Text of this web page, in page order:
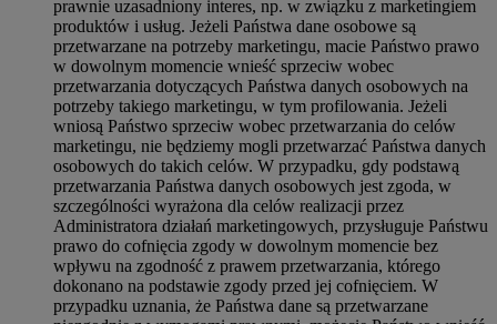
prawnie uzasadniony interes, np. w związku z marketingiem
produktów i usług. Jeżeli Państwa dane osobowe są
przetwarzane na potrzeby marketingu, macie Państwo prawo
w dowolnym momencie wnieść sprzeciw wobec
przetwarzania dotyczących Państwa danych osobowych na
potrzeby takiego marketingu, w tym profilowania. Jeżeli
wniosą Państwo sprzeciw wobec przetwarzania do celów
marketingu, nie będziemy mogli przetwarzać Państwa danych
osobowych do takich celów. W przypadku, gdy podstawą
przetwarzania Państwa danych osobowych jest zgoda, w
szczególności wyrażona dla celów realizacji przez
Administratora działań marketingowych, przysługuje Państwu
prawo do cofnięcia zgody w dowolnym momencie bez
wpływu na zgodność z prawem przetwarzania, którego
dokonano na podstawie zgody przed jej cofnięciem. W
przypadku uznania, że Państwa dane są przetwarzane